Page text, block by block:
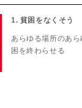
1. 貧困をなくそう
あらゆる場所のあ
困を終わらせる